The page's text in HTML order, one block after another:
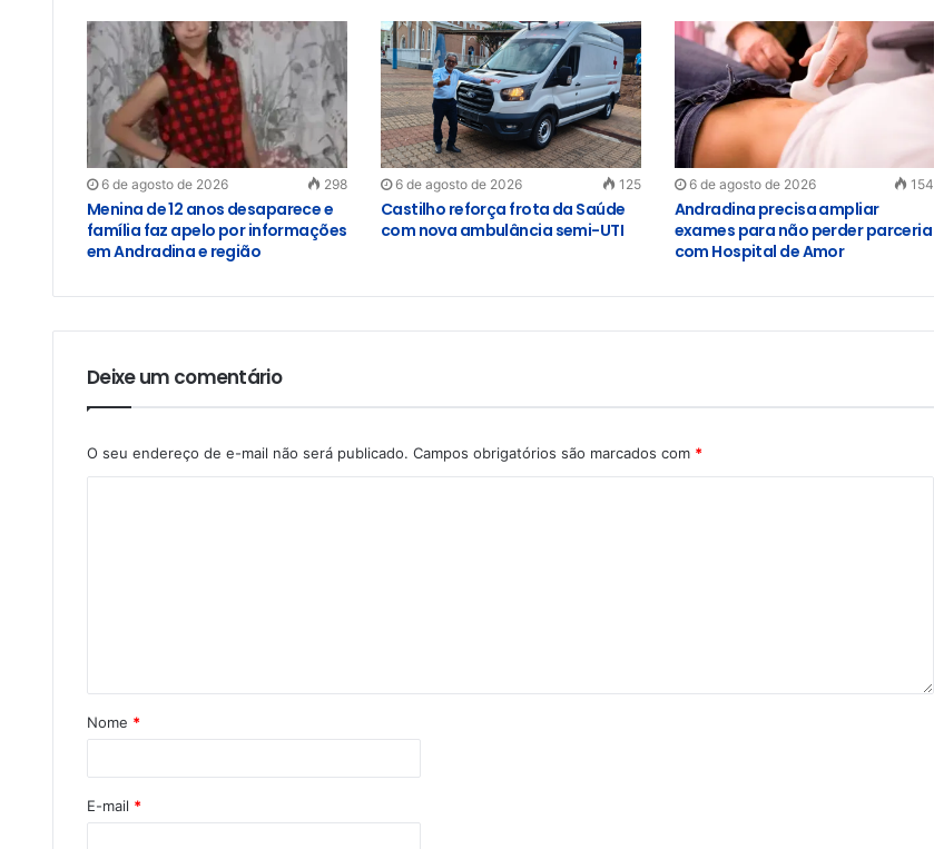
6 de agosto de 2026 298
Menina de 12 anos desaparece e
família faz apelo por informações
em Andradina e região
6 de agosto de 2026 125
Castilho reforça frota da Saúde
com nova ambulância semi-UTI
6 de agosto de 2026 154
Andradina precisa ampliar
exames para não perder parceria
com Hospital de Amor
Deixe um comentário
O seu endereço de e-mail não será publicado. Campos obrigatórios são marcados com *
Nome *
E-mail *